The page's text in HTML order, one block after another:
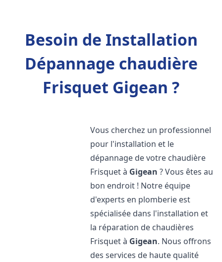
Besoin de Installation
Dépannage chaudière
Frisquet Gigean ?
Vous cherchez un professionnel
pour l'installation et le
dépannage de votre chaudière
Frisquet à Gigean ? Vous êtes au
bon endroit ! Notre équipe
d'experts en plomberie est
spécialisée dans l'installation et
la réparation de chaudières
Frisquet à Gigean. Nous offrons
des services de haute qualité